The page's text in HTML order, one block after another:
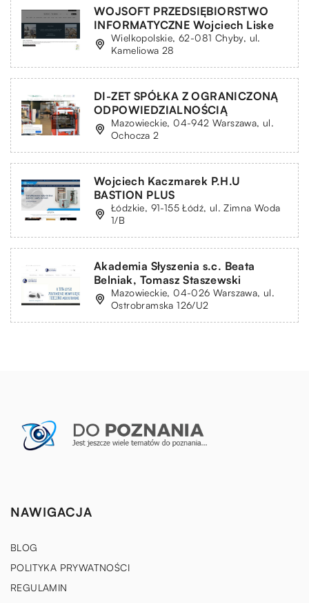
WOJSOFT PRZEDSIĘBIORSTWO
INFORMATYCZNE Wojciech Liske
Wielkopolskie, 62-081 Chyby, ul.
Kameliowa 28
DI-ZET SPÓŁKA Z OGRANICZONĄ
ODPOWIEDZIALNOŚCIĄ
Mazowieckie, 04-942 Warszawa, ul.
Ochocza 2
Wojciech Kaczmarek P.H.U
BASTION PLUS
Łódzkie, 91-155 Łódź, ul. Zimna Woda
1/B
Akademia Słyszenia s.c. Beata
Belniak, Tomasz Staszewski
Mazowieckie, 04-026 Warszawa, ul.
Ostrobramska 126/U2
NAWIGACJA
BLOG
POLITYKA PRYWATNOŚCI
REGULAMIN